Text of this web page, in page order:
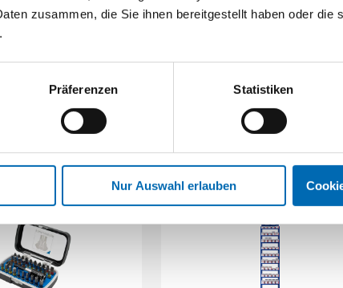
zusammen, die Sie ihnen bereitgestellt haben oder die
Präferenzen Statistiken
Nur Auswahl erlauben